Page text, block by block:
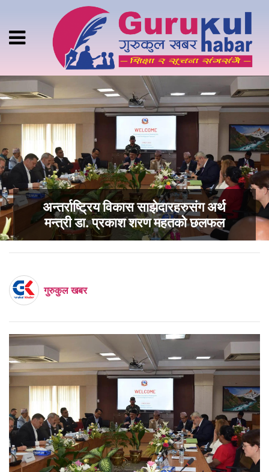
अन्तर्राष्ट्रिय विकास साझेदारहरुसंग अर्थ
मन्त्री डा. प्रकाश शरण महतको छलफल
गुरुकुल खबर